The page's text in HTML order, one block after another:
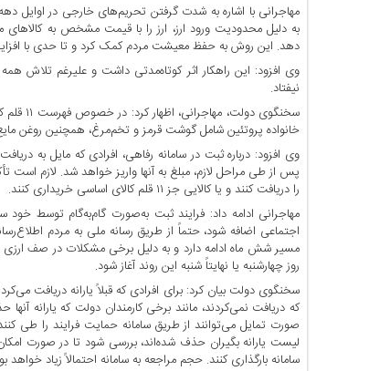
دسترسی
به دلیل محدودیت ورود ارز، ارز را با قیمت مشخص به
دهد. این روش به حفظ معیشت مردم کمک کرد و تا حدی با
وی افزود: این راهکار اثر کوتاه‌مدتی داشت و علیرغم تلاش
نیفتاد.
خانواده پروتئین شامل گوشت قرمز و تخم‌مرغ، همچنین روغن
وی افزود: درباره ثبت در سامانه رفاهی، افرادی که مایل به
پس از طی مراحل لازم، مبلغ به آنها واریز خواهد شد. لازم است
را دریافت کنند و یا کالایی جز ۱۱ قلم کالای اساسی خریداری کنند.
مهاجرانی ادامه داد: فرایند ثبت به‌صورت گام‌به‌گام توسط
اجتماعی اضافه شود، حتماً از طریق رسانه ملی به مردم
مسیر شش ماه ادامه دارد و به دلیل برخی مشکلات در صف ارزی
روز چهارشنبه یا نهایتاً شنبه این روند آغاز شود.
سخنگوی دولت بیان کرد: برای افرادی که قبلاً یارانه دریافت
که دریافت نمی‌کردند، مانند برخی کارمندان دولت که یارانه
صورت تمایل می‌توانند از طریق سامانه حمایت فرایند را طی
لیست یارانه بگیران حذف شده‌اند، بررسی شود تا در صورت
سامانه بارگذاری کنند. حجم مراجعه به سامانه احتمالاً زیاد خواهد بود و